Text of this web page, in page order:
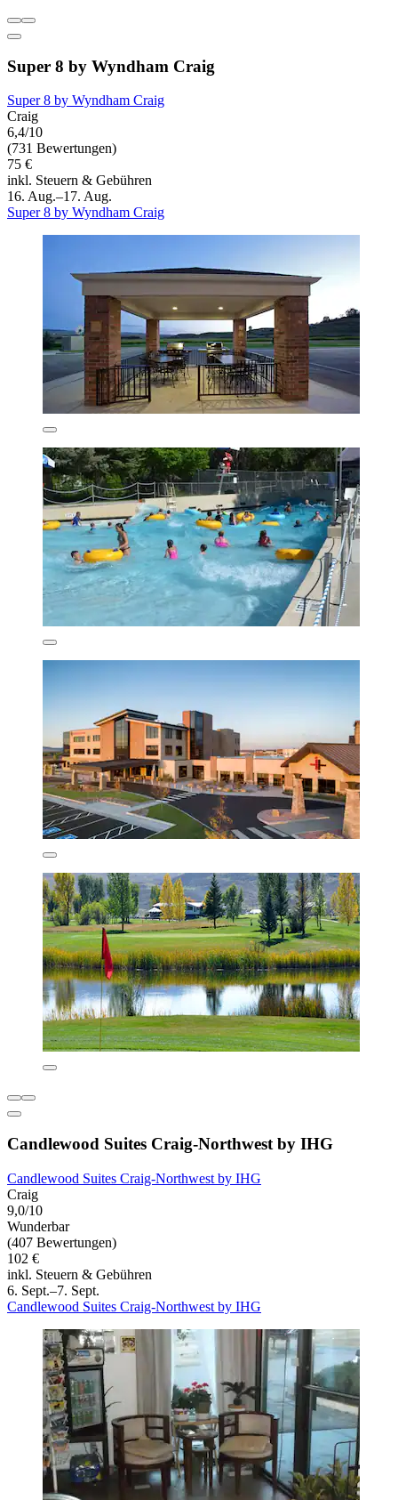
Super 8 by Wyndham Craig
Super 8 by Wyndham Craig
Craig
6,4/10
(731 Bewertungen)
75 €
inkl. Steuern & Gebühren
16. Aug.–17. Aug.
Super 8 by Wyndham Craig
Candlewood Suites Craig-Northwest by IHG
Candlewood Suites Craig-Northwest by IHG
Craig
9,0/10
Wunderbar
(407 Bewertungen)
102 €
inkl. Steuern & Gebühren
6. Sept.–7. Sept.
Candlewood Suites Craig-Northwest by IHG